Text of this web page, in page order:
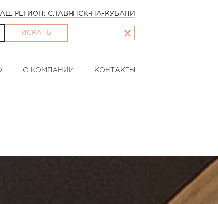
РЕГИОН: СЛАВЯНСК-НА-КУБАНИ
ИСКАТЬ
О КОМПАНИИ КОНТАКТЫ